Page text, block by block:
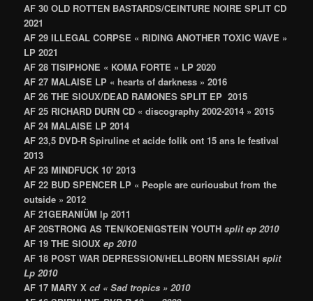
AF 30 OLD ROTTEN BASTARDS/CEINTURE NOIRE SPLIT CD
2021
AF 29 ILLEGAL CORPSE « RIDING ANOTHER TOXIC WAVE »
LP 2021
AF 28TISIPHONE « KOMA FORTE » LP 2020
AF 27MALAISE LP « hearts of darkness » 2016
AF 26THE SIOUX/DEAD RAMONES SPLIT EP 2015
AF 25 RICHARD DURN CD « discography 2002-2014 » 2015
AF 24MALAISE LP 2014
AF 23,5 DVD-R Spiruline et acide folik ont 15 ans le festival
2013
AF 23MINDFUCK 10′ 2013
AF 22 BUD SPENCER LP « People are curiousbut from the
outside » 2012
AF 21GERANIÜM lp 2011
AF 20STRONG AS TEN/KOENIGSTEIN YOUTHsplit ep 2010
AF 19THE SIOUXep 2010
AF 18 POST WAR DEPRESSION/HELLBORN MESSIAHsplit
Lp 2010
AF 17MARY Xcd « Sad tropics » 2010